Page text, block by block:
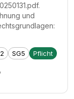
und
SG5 Pflicht